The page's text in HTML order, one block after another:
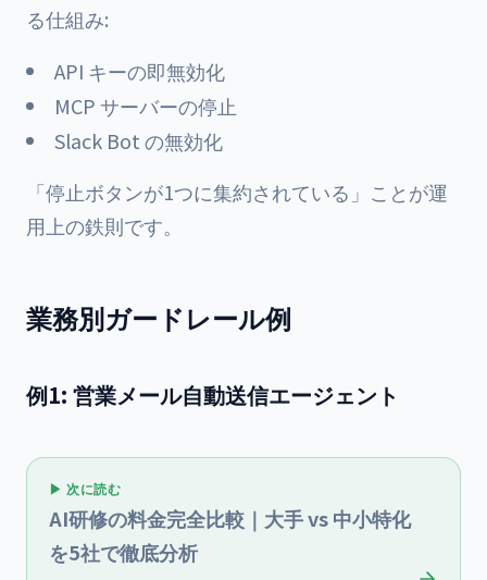
る仕組み:
API キーの即無効化
MCP サーバーの停止
Slack Bot の無効化
「停止ボタンが1つに集約されている」ことが運
用上の鉄則です。
業務別ガードレール例
例1: 営業メール自動送信エージェント
▶ 次に読む
AI研修の料金完全比較｜大手 vs 中小特化
を5社で徹底分析